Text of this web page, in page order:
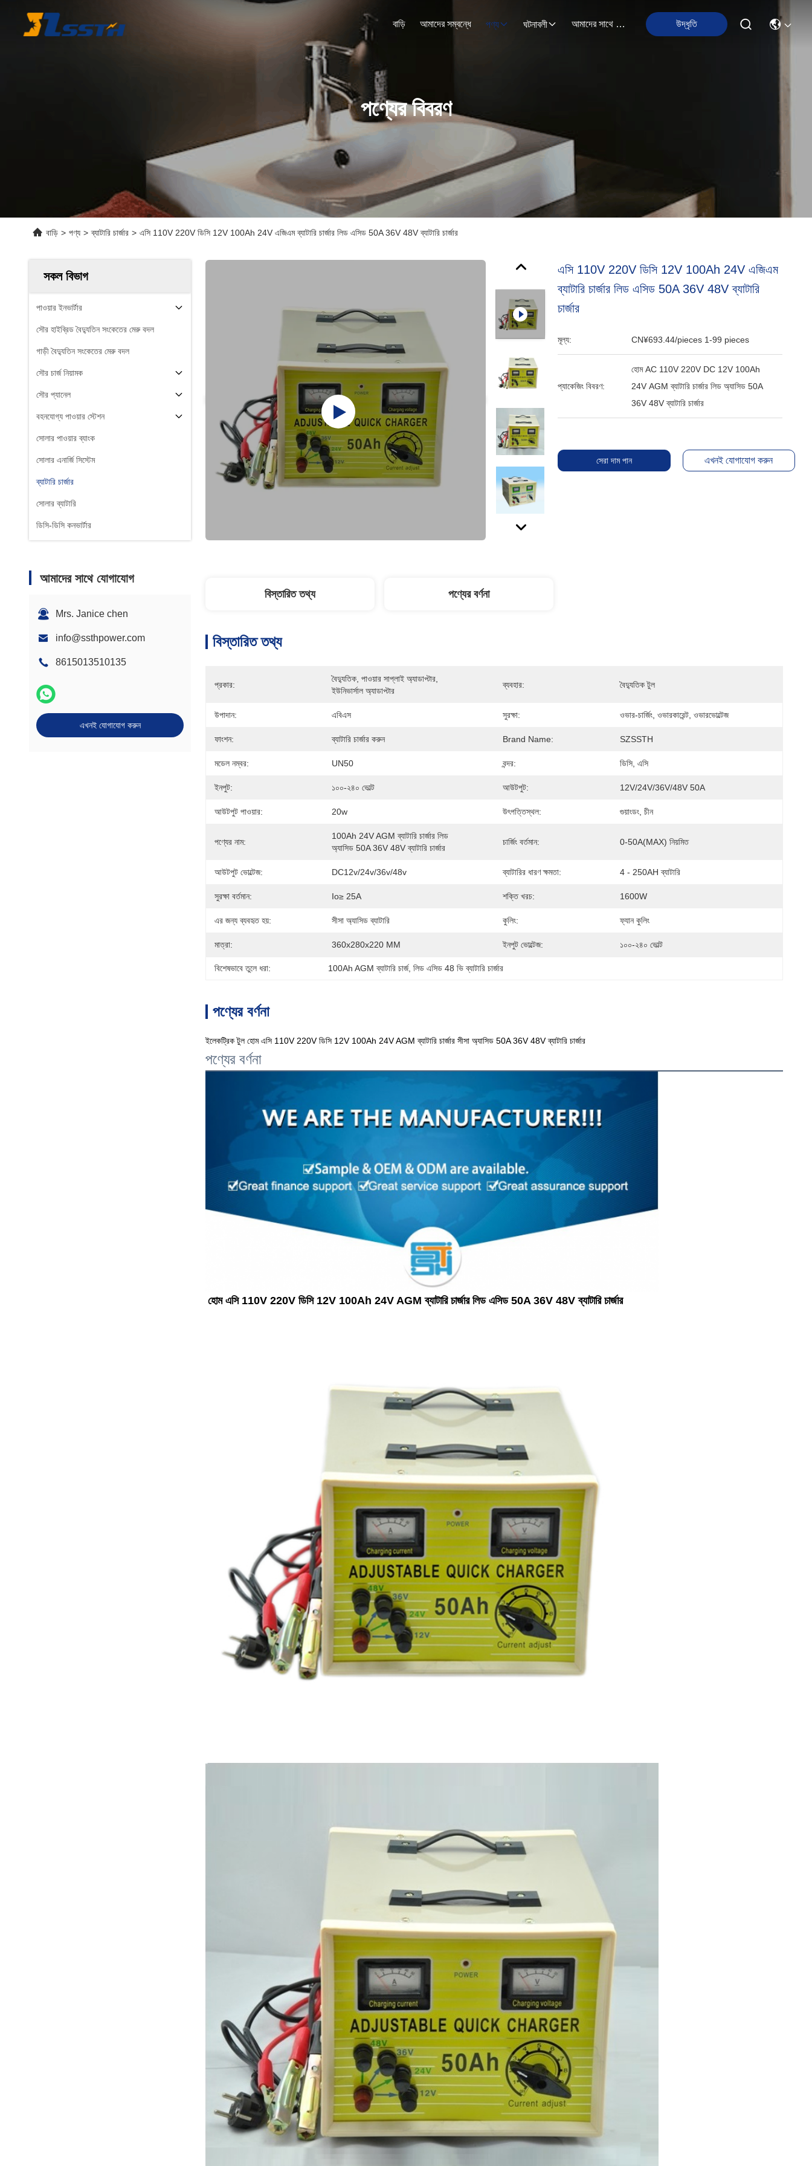
বাড়ি আমাদের সম্বন্ধে পণ্য ঘটনাবলী আমাদের সাথে যোগাযোগ উদ্ধৃতি
পণ্যের বিবরণ
বাড়ি > পণ্য > ব্যাটারি চার্জার > এসি 110V 220V ডিসি 12V 100Ah 24V এজিএম ব্যাটারি চার্জার লিড এসিড 50A 36V 48V ব্যাটারি চার্জার
সকল বিভাগ
পাওয়ার ইনভার্টার
সৌর হাইব্রিড বৈদ্যুতিন সংকেতের মেরু বদল
গাড়ী বৈদ্যুতিন সংকেতের মেরু বদল
সৌর চার্জ নিয়ামক
সৌর প্যানেল
বহনযোগ্য পাওয়ার স্টেশন
সোলার পাওয়ার ব্যাংক
সোলার এনার্জি সিস্টেম
ব্যাটারি চার্জার
সোলার ব্যাটারি
ডিসি-ডিসি কনভার্টার
আমাদের সাথে যোগাযোগ
Mrs. Janice chen
info@ssthpower.com
8615013510135
এখনই যোগাযোগ করুন
এসি 110V 220V ডিসি 12V 100Ah 24V এজিএম
ব্যাটারি চার্জার লিড এসিড 50A 36V 48V ব্যাটারি
চার্জার
মূল্য: CN¥693.44/pieces 1-99 pieces
প্যাকেজিং বিবরণ:
হোম AC 110V 220V DC 12V 100Ah
24V AGM ব্যাটারি চার্জার লিড অ্যাসিড 50A
36V 48V ব্যাটারি চার্জার
সেরা দাম পান এখনই যোগাযোগ করুন
বিস্তারিত তথ্য পণ্যের বর্ণনা
বিস্তারিত তথ্য
প্রকার:
বৈদ্যুতিক, পাওয়ার সাপ্লাই অ্যাডাপ্টার,
ইউনিভার্সাল অ্যাডাপ্টার
ব্যবহার: বৈদ্যুতিক টুল
উপাদান: এবিএস সুরক্ষা: ওভার-চার্জিং, ওভারকারেন্ট, ওভারভোল্টেজ
ফাংশন: ব্যাটারি চার্জার করুন Brand Name: SZSSTH
মডেল নম্বর: UN50 বন্দর: ডিসি, এসি
ইনপুট: ১০০-২৪০ ভোল্ট আউটপুট: 12V/24V/36V/48V 50A
আউটপুট পাওয়ার: 20w উৎপত্তিস্থল: গুয়াংডং, চীন
পণ্যের নাম:
100Ah 24V AGM ব্যাটারি চার্জার লিড
অ্যাসিড 50A 36V 48V ব্যাটারি চার্জার
চার্জিং বর্তমান: 0-50A(MAX) নিয়মিত
আউটপুট ভোল্টেজ: DC12v/24v/36v/48v ব্যাটারির ধারণ ক্ষমতা: 4 - 250AH ব্যাটারি
সুরক্ষা বর্তমান: Io≥ 25A শক্তি খরচ: 1600W
এর জন্য ব্যবহৃত হয়: সীসা অ্যাসিড ব্যাটারি কুলিং: ফ্যান কুলিং
মাত্রা: 360x280x220 MM ইনপুট ভোল্টেজ: ১০০-২৪০ ভোল্ট
বিশেষভাবে তুলে ধরা: 100Ah AGM ব্যাটারি চার্জ, লিড এসিড 48 ভি ব্যাটারি চার্জার
পণ্যের বর্ণনা
ইলেকট্রিক টুল হোম এসি 110V 220V ডিসি 12V 100Ah 24V AGM ব্যাটারি চার্জার সীসা অ্যাসিড 50A 36V 48V ব্যাটারি চার্জার
পণ্যের বর্ণনা
হোম এসি 110V 220V ডিসি 12V 100Ah 24V AGM ব্যাটারি চার্জার লিড এসিড 50A 36V 48V ব্যাটারি চার্জার